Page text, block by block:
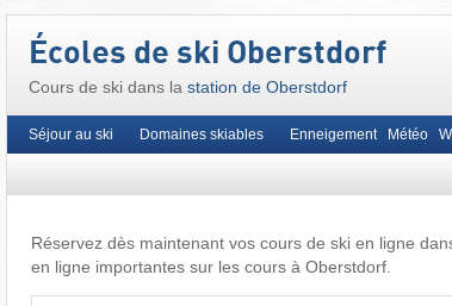
Écoles de ski Oberstdorf
Cours de ski dans la station de Oberstdorf
Séjour au ski Domaines skiables Enneigement Météo
Réservez dès maintenant vos cours de ski en ligne
en ligne importantes sur les cours à Oberstdorf.